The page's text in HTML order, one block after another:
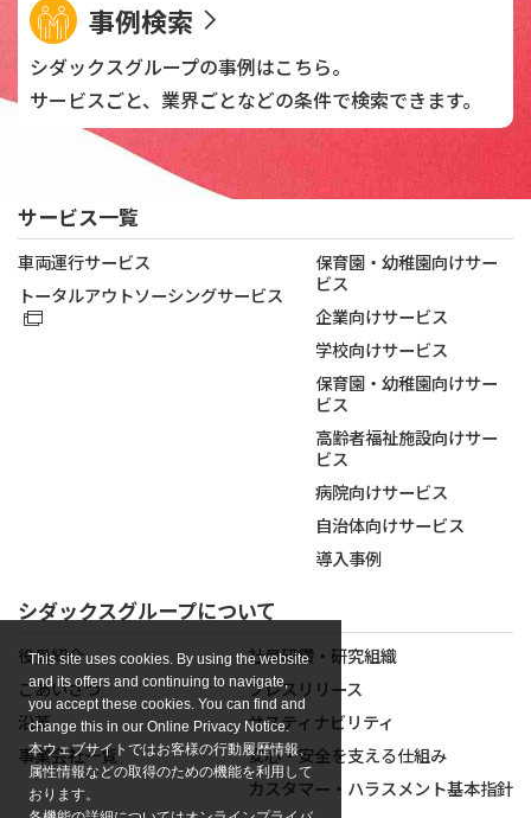
This site uses cookies. By using the website
and its offers and continuing to navigate,
you accept these cookies. You can find and
change this in our Online Privacy Notice.
本ウェブサイトではお客様の行動履歴情報、
属性情報などの取得のための機能を利用して
おります。
事例検索
シダックスグループの事例はこちら。
サービスごと、業界ごとなどの条件で検索できます。
サービス一覧
車両運行サービス
トータルアウトソーシングサービス
保育園・幼稚園向けサー
ビス
企業向けサービス
学校向けサービス
保育園・幼稚園向けサー
ビス
高齢者福祉施設向けサー
ビス
病院向けサービス
自治体向けサービス
導入事例
シダックスグループについて
役員紹介
ごあいさつ
沿革
事業会社一覧
社員研鑽・研究組織
プレスリリース
サスティナビリティ
安心・安全を支える仕組み
カスタマー・ハラスメント基本指針